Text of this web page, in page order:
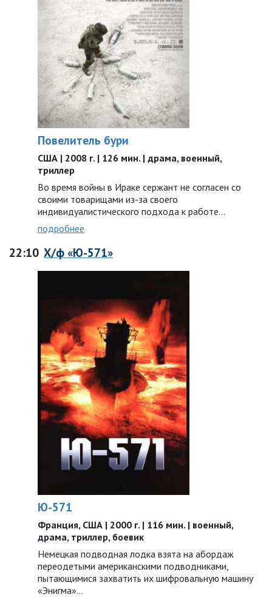
Повелитель бури
США | 2008 г. | 126 мин. | драма, военный,
триллер
Во время войны в Ираке сержант не согласен со
своими товарищами из-за своего
индивидуалистического подхода к работе…
подробнее
22:10 Х/ф «Ю-571»
Ю-571
Франция, США | 2000 г. | 116 мин. | военный,
драма, триллер, боевик
Немецкая подводная лодка взята на абордаж
переодетыми американскими подводниками,
пытающимися захватить их шифровальную машину
«Энигма»…